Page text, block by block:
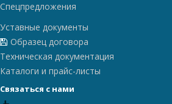
Спецпредложения
Уставные документы
Образец договора
Техническая документация
Каталоги и прайс-листы
Связаться с нами